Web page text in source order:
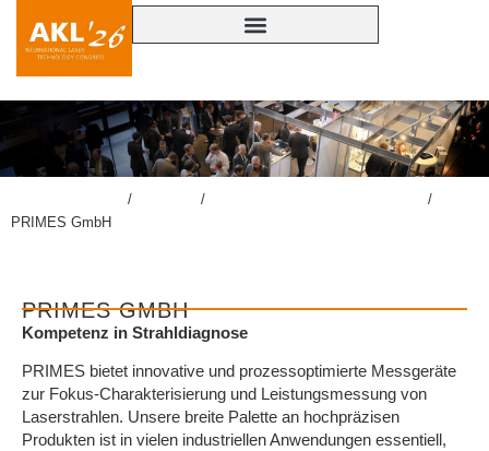
/ /
/
PRIMES GmbH
PRIMES GMBH
Kompetenz in Strahldiagnose
PRIMES bietet innovative und prozessoptimierte Messgeräte
zur Fokus-Charakterisierung und Leistungsmessung von
Laserstrahlen. Unsere breite Palette an hochpräzisen
Produkten ist in vielen industriellen Anwendungen essentiell,